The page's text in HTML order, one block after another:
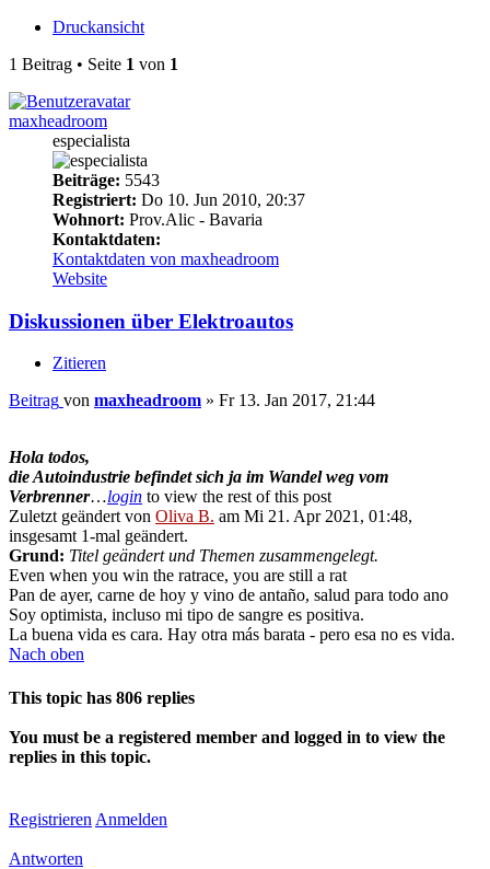
Druckansicht
1 Beitrag • Seite 1 von 1
maxheadroom
especialista
Beiträge: 5543
Registriert: Do 10. Jun 2010, 20:37
Wohnort: Prov.Alic - Bavaria
Kontaktdaten:
Kontaktdaten von maxheadroom
Website
Diskussionen über Elektroautos
Zitieren
Beitrag von maxheadroom » Fr 13. Jan 2017, 21:44
Hola todos,
die Autoindustrie befindet sich ja im Wandel weg vom
Verbrenner…login to view the rest of this post
Zuletzt geändert von Oliva B. am Mi 21. Apr 2021, 01:48,
insgesamt 1-mal geändert.
Grund: Titel geändert und Themen zusammengelegt.
Even when you win the ratrace, you are still a rat
Pan de ayer, carne de hoy y vino de antaño, salud para todo ano
Soy optimista, incluso mi tipo de sangre es positiva.
La buena vida es cara. Hay otra más barata - pero esa no es vida.
Nach oben
This topic has 806 replies
You must be a registered member and logged in to view the
replies in this topic.
Registrieren Anmelden
Antworten